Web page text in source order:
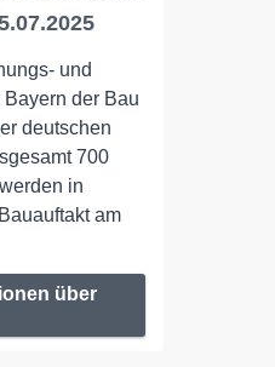
und
der Bau
deutschen
700
in
am
über